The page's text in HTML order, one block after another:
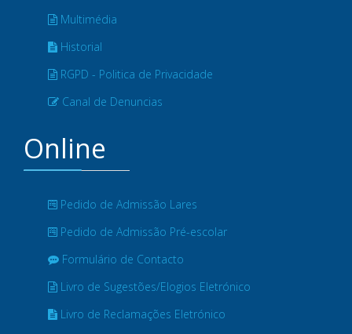
Multimédia
Historial
RGPD - Politica de Privacidade
Canal de Denuncias
Online
Pedido de Admissão Lares
Pedido de Admissão Pré-escolar
Formulário de Contacto
Livro de Sugestões/Elogios Eletrónico
Livro de Reclamações Eletrónico